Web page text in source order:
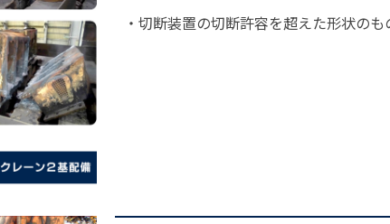
・切断装置の切断許容を超えた形状の